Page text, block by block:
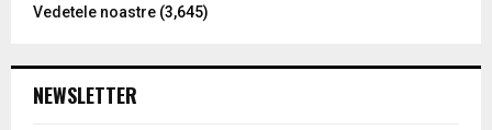
Vedetele noastre (3,645)
NEWSLETTER